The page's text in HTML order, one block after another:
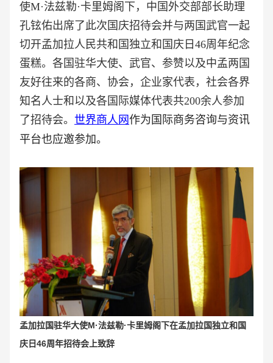
使M·法兹勒·卡里姆阁下，中国外交部部长助理
孔铉佑出席了此次国庆招待会并与两国武官一起
切开孟加拉人民共和国独立和国庆日46周年纪念
蛋糕。 各国驻华大使、武官、参赞以及中孟两国
友好往来的各商、协会，企业家代表，社会各界
知名人士和以及各国际媒体代表共200余人参加
了招待会。 世界商人网作为国际商务咨询与资讯
平台也应邀参加。
孟加拉国驻华大使M·法兹勒·卡里姆阁下在孟加拉国独立和国
庆日46周年招待会上致辞